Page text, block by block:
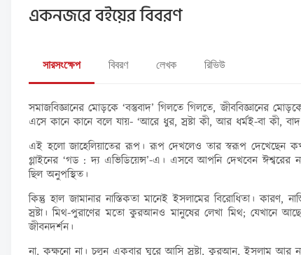
একনজরে বইয়ের বিবরণ
সারসংক্ষেপ বিবরণ লেখক রিভিউ
সমাজবিজ্ঞানের মোড়কে ‘বস্তুবাদ’ গিলতে গিলতে, জীববিজ্ঞানের
এসে কানে কানে বলে যায়- ‘আরে ধুর, স্রষ্টা কী, আর ধর্মই-বা
এই হলো জাহেলিয়াতের রূপ। রূপ দেখলেও তার স্বরূপ দেখেছেন
গ্লাইনের ‘গড : দ্য এভিডিয়েন্স’-এ। এসবে আপনি দেখবেন ঈশ্বরের
ছিল অনুপস্থিত।
কিন্তু হাল জামানার নাস্তিকতা মানেই ইসলামের বিরোধিতা।
স্রষ্টা। মিথ-পুরাণের মতো কুরআনও মানুষের লেখা মিথ;
জীবনদর্শন।
না, কক্ষনো না। চলুন একবার ঘুরে আসি স্রষ্টা, কুরআন, ইসলাম আর